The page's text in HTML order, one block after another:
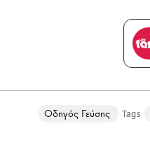
Οδηγός Γεύσης